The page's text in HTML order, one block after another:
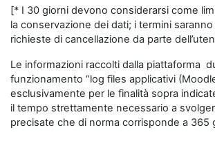
[* I 30 giorni devono considerarsi come
la conservazione dei dati; i termini
richieste di cancellazione da parte
Le informazioni raccolti dalla piattaforma
funzionamento “log files applicativi
esclusivamente per le finalità sopra
il tempo strettamente necessario a
precisate che di norma corrisponde a 365